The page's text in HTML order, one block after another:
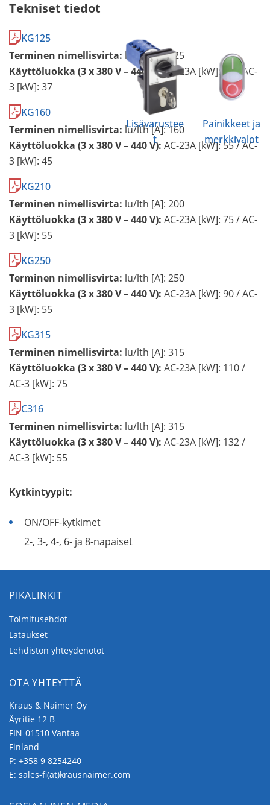
Lisävarustee
t
Painikkeet ja
merkkivalot
Tekniset tiedot
KG125
Terminen nimellisvirta: lu/lth [A]: 125
Käyttöluokka (3 x 380 V – 440 V):AC-23A [kW]: 45 / AC-
3 [kW]: 37
KG160
Terminen nimellisvirta: lu/lth [A]: 160
Käyttöluokka (3 x 380 V – 440 V): AC-23A [kW]: 55 / AC-
3 [kW]: 45
KG210
Terminen nimellisvirta: lu/lth [A]: 200
Käyttöluokka (3 x 380 V – 440 V): AC-23A [kW]: 75 / AC-
3 [kW]: 55
KG250
Terminen nimellisvirta: lu/lth [A]: 250
Käyttöluokka (3 x 380 V – 440 V): AC-23A [kW]: 90 / AC-
3 [kW]: 55
KG315
Terminen nimellisvirta: lu/lth [A]: 315
Käyttöluokka (3 x 380 V – 440 V): AC-23A [kW]: 110 /
AC-3 [kW]: 75
C316
Terminen nimellisvirta: lu/lth [A]: 315
Käyttöluokka (3 x 380 V – 440 V): AC-23A [kW]: 132 /
AC-3 [kW]: 55
Kytkintyypit:
ON/OFF-kytkimet
2-, 3-, 4-, 6- ja 8-napaiset
PIKALINKIT
Toimitusehdot
Lataukset
Lehdistön yhteydenotot
OTA YHTEYTTÄ
Kraus & Naimer Oy
Äyritie 12 B
FIN-01510 Vantaa
Finland
P: +358 9 8254240
E: sales-fi(at)krausnaimer.com